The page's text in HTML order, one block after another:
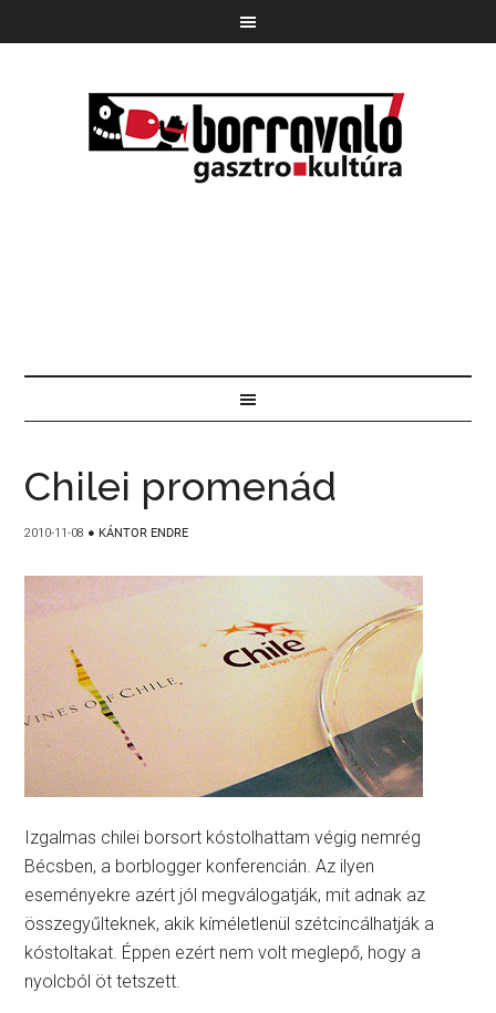
Chilei promenád
2010-11-08 ● KÁNTOR ENDRE
Izgalmas chilei borsort kóstolhattam végig nemrég
Bécsben, a borblogger konferencián. Az ilyen
eseményekre azért jól megválogatják, mit adnak az
összegyűlteknek, akik kíméletlenül szétcincálhatják a
kóstoltakat. Éppen ezért nem volt meglepő, hogy a
nyolcból öt tetszett.